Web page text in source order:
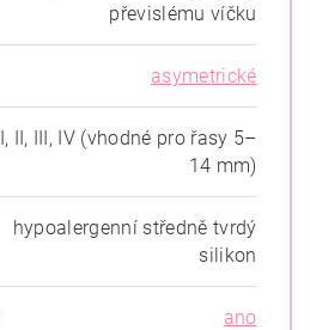
převislému víčku
asymetrické
I, II, III, IV (vhodné pro řasy 5–
14 mm)
hypoalergenní středně tvrdý
silikon
ano